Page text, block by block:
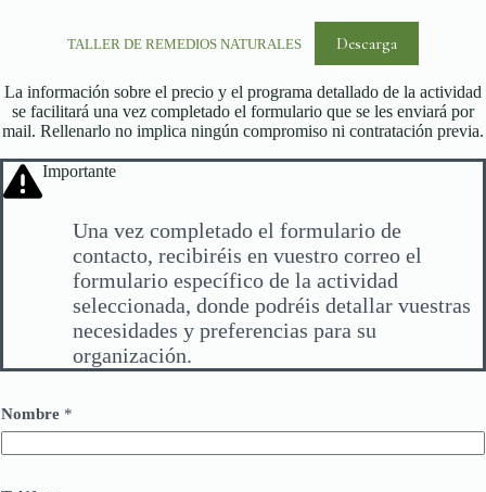
TALLER DE REMEDIOS NATURALES Descarga
La información sobre el precio y el programa detallado de la actividad
se facilitará una vez completado el formulario que se les enviará por
mail. Rellenarlo no implica ningún compromiso ni contratación previa.
Importante
Una vez completado el formulario de
contacto, recibiréis en vuestro correo el
formulario específico de la actividad
seleccionada, donde podréis detallar vuestras
necesidades y preferencias para su
organización.
Nombre *